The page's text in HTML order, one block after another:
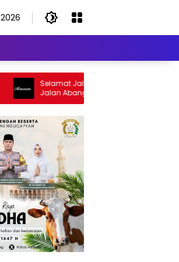
Selamat Jalan Sang Inspirator, Selamat
Jalan Abangku Yuslam Idris